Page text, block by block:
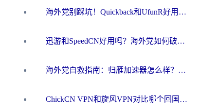
海外党别踩坑！Quickback和UfunR好用吗？选对回国加速器才能无缝刷国内资源
迅游和SpeedCN好用吗？海外党如何破解那道看不见的墙
海外党自救指南：归雁加速器怎么样？教你避开坑实现国内资源无缝访问
ChickCN VPN和旋风VPN对比哪个回国效果更好？海外用户的选择困境与出路